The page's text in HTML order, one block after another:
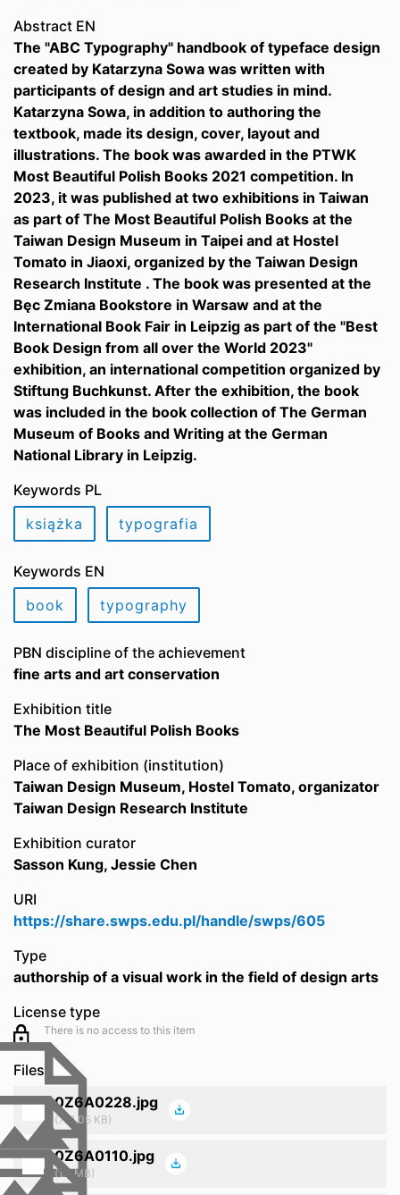
Abstract EN
The "ABC Typography" handbook of typeface design
created by Katarzyna Sowa was written with
participants of design and art studies in mind.
Katarzyna Sowa, in addition to authoring the
textbook, made its design, cover, layout and
illustrations. The book was awarded in the PTWK
Most Beautiful Polish Books 2021 competition. In
2023, it was published at two exhibitions in Taiwan
as part of The Most Beautiful Polish Books at the
Taiwan Design Museum in Taipei and at Hostel
Tomato in Jiaoxi, organized by the Taiwan Design
Research Institute . The book was presented at the
Bęc Zmiana Bookstore in Warsaw and at the
International Book Fair in Leipzig as part of the "Best
Book Design from all over the World 2023"
exhibition, an international competition organized by
Stiftung Buchkunst. After the exhibition, the book
was included in the book collection of The German
Museum of Books and Writing at the German
National Library in Leipzig.
Keywords PL
książka
typografia
Keywords EN
book
typography
PBN discipline of the achievement
fine arts and art conservation
Exhibition title
The Most Beautiful Polish Books
Place of exhibition (institution)
Taiwan Design Museum, Hostel Tomato, organizator
Taiwan Design Research Institute
Exhibition curator
Sasson Kung, Jessie Chen
URI
https://share.swps.edu.pl/handle/swps/605
Type
authorship of a visual work in the field of design arts
License type
There is no access to this item
Files
0Z6A0228.jpg
(771.05 KB)
0Z6A0110.jpg
(1.5 MB)